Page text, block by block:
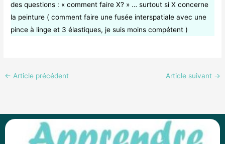
des questions : « comment faire X? » … surtout si X concerne
la peinture ( comment faire une fusée interspatiale avec une
pince à linge et 3 élastiques, je suis moins compétent )
← Article précédent Article suivant →